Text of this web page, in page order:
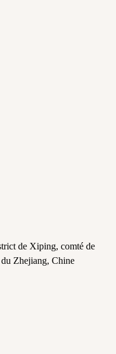
de Xiping, comté de
Zhejiang, Chine